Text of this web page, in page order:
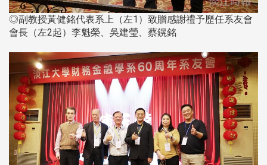
◎副教授黃健銘代表系上（左1）致贈感謝禮予歷任系友會
會長（左2起）李魁榮、吳建瑩、蔡鎤銘